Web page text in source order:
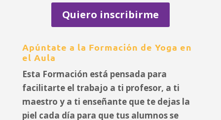
Quiero inscribirme
Apúntate a la Formación de Yoga en
el Aula
Esta Formación está pensada para
facilitarte el trabajo a ti profesor, a ti
maestro y a ti enseñante que te dejas la
piel cada día para que tus alumnos se